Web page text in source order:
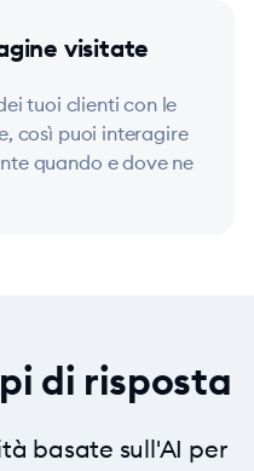
visitate
tuoi clienti con le
così puoi interagire
quando e dove ne
di risposta
basate sull'AI per